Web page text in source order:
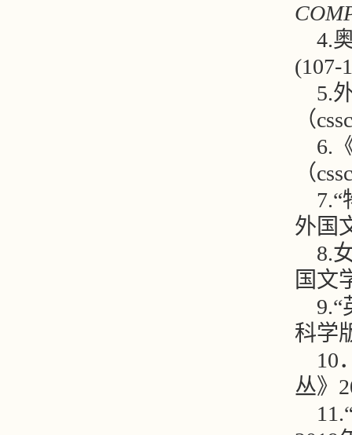
4.
(107-
5.
（
6.
（
外国
8.
国文
科学
10
丛》